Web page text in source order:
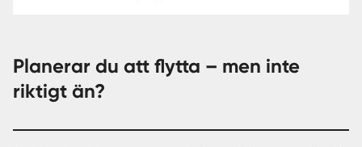
Planerar du att flytta – men inte
riktigt än?